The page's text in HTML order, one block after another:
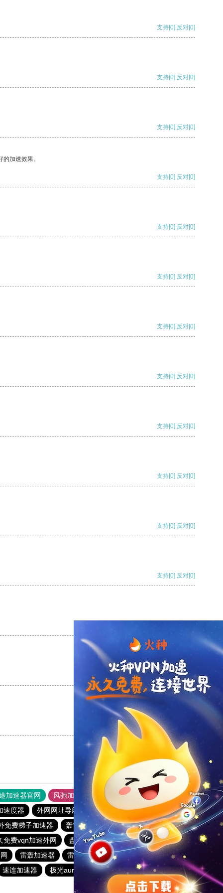
支持[0] 反对[0]
支持[0] 反对[0]
支持[0] 反对[0]
加速效果。
支持[0] 反对[0]
支持[0] 反对[0]
支持[0] 反对[0]
支持[0] 反对[0]
支持[0] 反对[0]
支持[0] 反对[0]
支持[0] 反对[0]
支持[0] 反对[0]
支持[0] 反对[0]
支持 [0] 反对 [0]
支持
加速器官网 风驰加速器
旋风加速器
速度器 外网网址导航 软件中心 雷霆加速
狂飙加速器
免费梯子加速器 轰雷加速器 快喵vpv加速器
一元机场
免费vqn加速外网 盘古加速器 turbo加速器
白鲸加速器
雷轰加速器 雷霆每天免费2小时
快柠檬加速器官网
速连加速器 极光aurora加速器 tyl加速器官网
outline